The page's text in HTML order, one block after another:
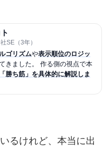
SE（3年）
ゴリズムや表示順位のロジッ
きました。 作る側の視点で本
勝ち筋」を具体的に解説しま
るけれど、本当に出